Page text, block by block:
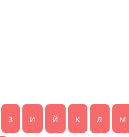
з и й к л м